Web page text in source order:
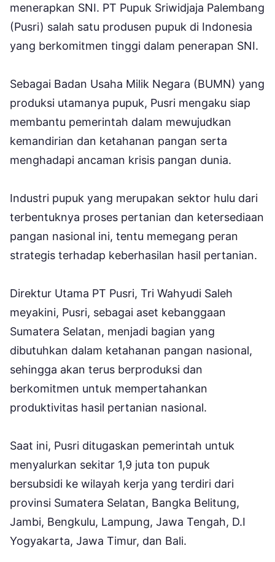
menerapkan SNI. PT Pupuk Sriwidjaja Palembang
(Pusri) salah satu produsen pupuk di Indonesia
yang berkomitmen tinggi dalam penerapan SNI.
Sebagai Badan Usaha Milik Negara (BUMN) yang
produksi utamanya pupuk, Pusri mengaku siap
membantu pemerintah dalam mewujudkan
kemandirian dan ketahanan pangan serta
menghadapi ancaman krisis pangan dunia.
Industri pupuk yang merupakan sektor hulu dari
terbentuknya proses pertanian dan ketersediaan
pangan nasional ini, tentu memegang peran
strategis terhadap keberhasilan hasil pertanian.
Direktur Utama PT Pusri, Tri Wahyudi Saleh
meyakini, Pusri, sebagai aset kebanggaan
Sumatera Selatan, menjadi bagian yang
dibutuhkan dalam ketahanan pangan nasional,
sehingga akan terus berproduksi dan
berkomitmen untuk mempertahankan
produktivitas hasil pertanian nasional.
Saat ini, Pusri ditugaskan pemerintah untuk
menyalurkan sekitar 1,9 juta ton pupuk
bersubsidi ke wilayah kerja yang terdiri dari
provinsi Sumatera Selatan, Bangka Belitung,
Jambi, Bengkulu, Lampung, Jawa Tengah, D.I
Yogyakarta, Jawa Timur, dan Bali.